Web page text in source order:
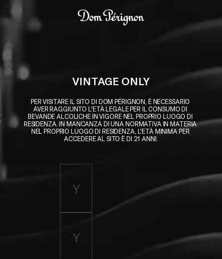
VINTAGE ONLY
PER VISITARE IL SITO DI DOM PÉRIGNON, È NECESSARIO
AVER RAGGIUNTO L'ETÀ LEGALE PER IL CONSUMO DI
BEVANDE ALCOLICHE IN VIGORE NEL PROPRIO LUOGO DI
RESIDENZA. IN MANCANZA DI UNA NORMATIVA IN MATERIA
NEL PROPRIO LUOGO DI RESIDENZA, L'ETÀ MINIMA PER
ACCEDERE AL SITO È DI 21 ANNI.